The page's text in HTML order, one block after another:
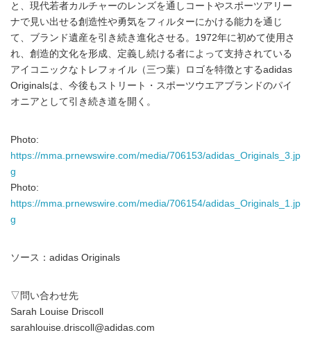
と、現代若者カルチャーのレンズを通しコートやスポーツアリー
ナで見い出せる創造性や勇気をフィルターにかける能力を通じ
て、ブランド遺産を引き続き進化させる。1972年に初めて使用さ
れ、創造的文化を形成、定義し続ける者によって支持されている
アイコニックなトレフォイル（三つ葉）ロゴを特徴とするadidas
Originalsは、今後もストリート・スポーツウエアブランドのパイ
オニアとして引き続き道を開く。
Photo:
https://mma.prnewswire.com/media/706153/adidas_Originals_3.jp
g
Photo:
https://mma.prnewswire.com/media/706154/adidas_Originals_1.jp
g
ソース：adidas Originals
▽問い合わせ先
Sarah Louise Driscoll
sarahlouise.driscoll@adidas.com